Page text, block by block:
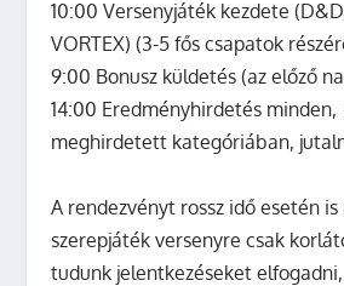
10:00 Versenyjáték kezdete
VORTEX) (3-5 fős csapatok
9:00 Bonusz küldetés (az előző
14:00 Eredményhirdetés
meghirdetett kategóriában,
A rendezvényt rossz idő esetén
szerepjáték versenyre csak
tudunk jelentkezéseket